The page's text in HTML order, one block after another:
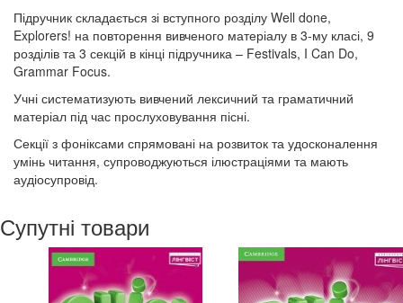
Підручник складається зі вступного розділу Well done,
Explorers! на повторення вивченого матеріалу в 3-му класі, 9
розділів та 3 секцій в кінці підручника – Festivals, I Can Do,
Grammar Focus.
Учні систематизують вивчений лексичний та граматичний
матеріал під час прослуховування пісні.
Секції з фоніксами спрямовані на розвиток та удосконалення
умінь читання, супроводжуються ілюстраціями та мають
аудіосупровід.
Супутні товари